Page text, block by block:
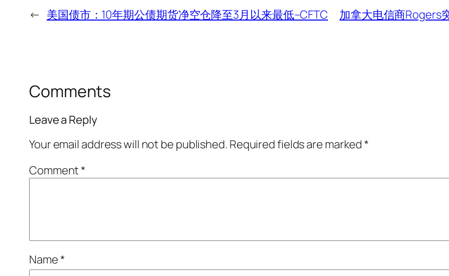
← 美国债市：10年期公债期货净空仓降至3月以来最低–CFTC 加拿大电信商Rogers
Comments
Leave a Reply
Your email address will not be published. Required fields are marked*
Comment*
Name*